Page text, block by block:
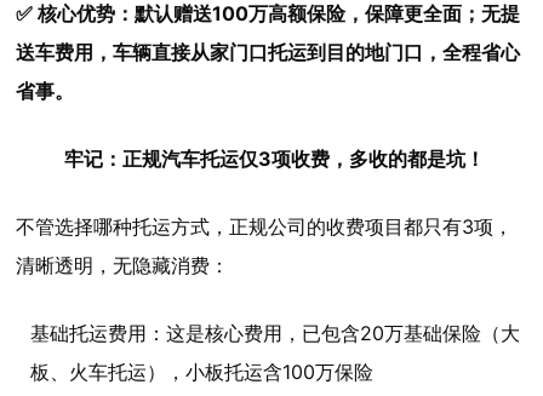
✅ 核心优势：默认赠送100万高额保险，保障更全面；无提
送车费用，车辆直接从家门口托运到目的地门口，全程省心
省事。
牢记：正规汽车托运仅3项收费，多收的都是坑！
不管选择哪种托运方式，正规公司的收费项目都只有3项，
清晰透明，无隐藏消费：
基础托运费用：这是核心费用，已包含20万基础保险（大
板、火车托运），小板托运含100万保险